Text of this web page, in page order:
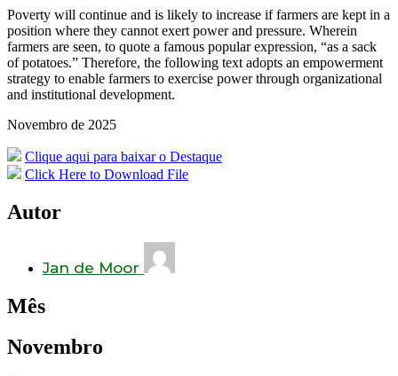
Poverty will continue and is likely to increase if farmers are kept in a
position where they cannot exert power and pressure. Wherein
farmers are seen, to quote a famous popular expression, “as a sack
of potatoes.” Therefore, the following text adopts an empowerment
strategy to enable farmers to exercise power through organizational
and institutional development.
Novembro de 2025
Clique aqui para baixar o Destaque
Click Here to Download File
Autor
Jan de Moor
Mês
Novembro